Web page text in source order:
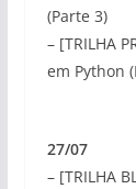
(Parte 3)
– [TRILHA
em Python
27/07
– [TRILHA